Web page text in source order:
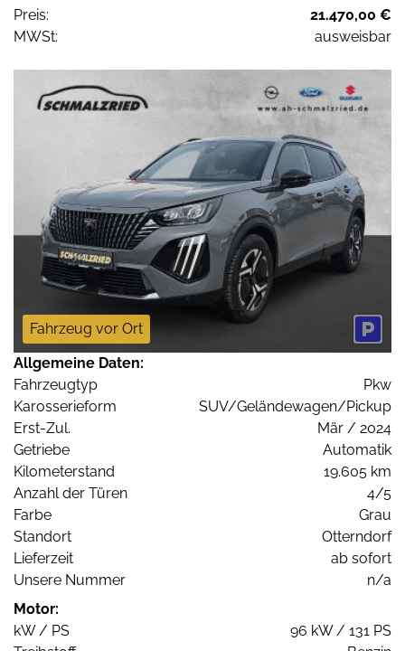
Preis:
21.470,00 €
MWSt:
ausweisbar
Fahrzeug vor Ort
Allgemeine Daten:
Fahrzeugtyp
Pkw
Karosserieform
SUV/Geländewagen/Pickup
Erst-Zul.
Mär / 2024
Getriebe
Automatik
Kilometerstand
19.605 km
Anzahl der Türen
4/5
Farbe
Grau
Standort
Otterndorf
Lieferzeit
ab sofort
Unsere Nummer
n/a
Motor:
kW / PS
96 kW / 131 PS